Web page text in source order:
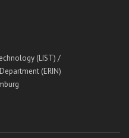
(LIST) /
(ERIN)